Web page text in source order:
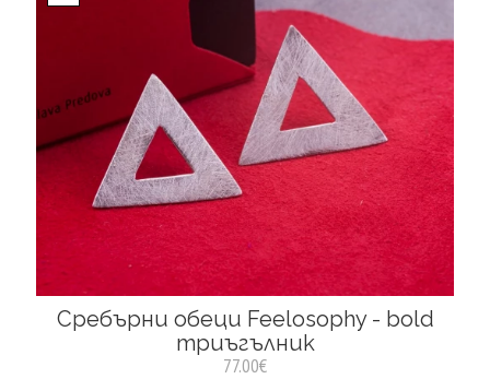
Сребърни обеци Feelosophy - bold
триъгълник
77.00€